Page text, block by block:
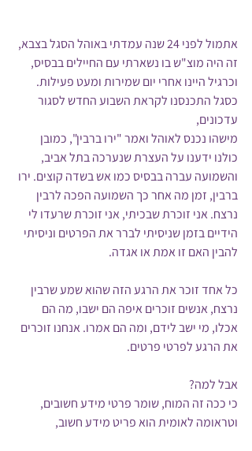
אתמול לפני 24 שנה עמדתי באוהל הסגל בצבא,
זה היה מוצ"ש בו נשארתי עם החיילים בבסיס,
וכרגיל היינו אחרי יום שמירות ומעט פעילות.
כסגל התכנסנו לקראת השבוע החדש לסגור
עדכונים,
מישהו נכנס לאוהל ואמר "ירו ברבין", כמובן
כולנו ידענו על העצרת שנערכה בתל אביב,
והשמועה עברה בבסיס כמו אש בשדה קוצים. ירו
ברבין, זמן מה אחר כך השמועה הפכה לרבין
נרצח. אני זוכרת שבכיתי, אני זוכרת שרעדו לי
הידיים בזמן שניסיתי לברר את הפרטים וניסיתי
להבין האם זו אמת או אגדה.
כל אחד זוכר את הרגע הזה שהוא שמע שרבין
נרצח, אנשים זוכרים איפה הם ישבו, מה הם
אכלו, מי ישב לידם, ומה הם אמרו. אנחנו זוכרים
את הרגע לפרטי פרטים.
אבל למה?
כי ככה זה המוח, שומר פרטי מידע חשובים,
וטראומה לאומית הוא פריט מידע חשוב,